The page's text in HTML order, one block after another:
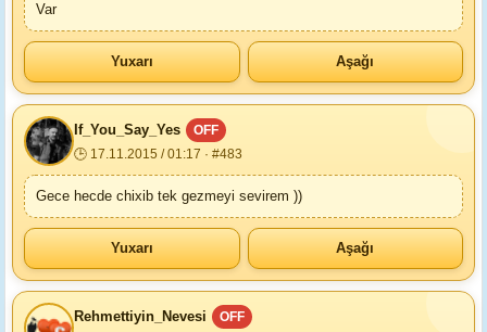
Var
Yuxarı Aşağı
If_You_Say_Yes
OFF
🕒 17.11.2015 / 01:17 · #483
Gece hecde chixib tek gezmeyi sevirem ))
Yuxarı Aşağı
Rehmettiyin_Nevesi
OFF